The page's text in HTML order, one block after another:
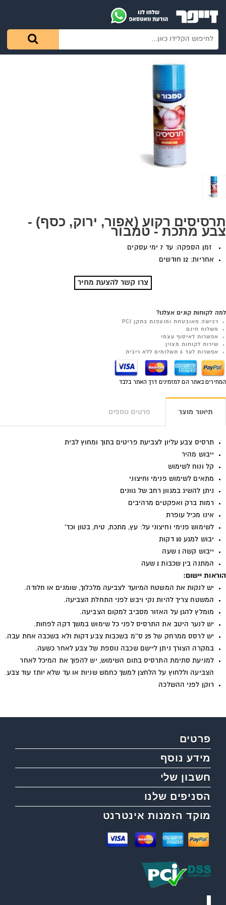
תרסיסים רקוע (אפור, ירוק, כסף) -
צבע מתכת - טמבור
זמן הספקה: עד 7 ימי עסקים
אחריות: 12 חודשים
צרו קשר להצעת מחיר
למה לקוחות קונים אצלנו?
רכישה מאובטחת ומוצפנת בתקן PCI
משלוח חינם
אפשרות לאיסוף עצמי
שירות לקוחות מצוין
אפשרות לעד 6 תשלומים ללא ריבית
המחירים באתר הם למזמינים דרך האתר בלבד
תיאור מוצר פרטים נוספים
תרסיס צבע עליון לצביעת פריטים בתוך ומחוץ לבית
ייבוש מהיר
קל ונוח לשימוש
מתאים לשימוש פנימי וחיצוני
ניתן להשיג במגוון רחב של גוונים
רמות ברק ואפקטים מרהיבים
אינו מכיל עופרת
לשימוש פנימי וחיצוני על: עץ, מתכת, טיח, בטון וכד'
יבוש למגע 10 דקות
ייבוש קשה 1 שעה
המתנה בין שכבות 1 שעה
הוראות יישום:
יש לנקות את המשטח המיועד לצביעה מלכלוך, שומנים או חלודה.
המשטח צריך להיות נקי ויבש לפני התחלת הצביעה.
מומלץ להגן על האזור מסביב למקום הצביעה.
יש לנער היטב את התרסיס לפני כל שימוש במשך דקה לפחות.
יש לרסס ממרחק של 25 ס''מ בשכבות צבע דקות ולא בשכבה אחת עבה.
במקרה הצורך ניתן ליישם שכבה נוספת של צבע לאחר כשעה.
למניעת סתימת התרסיס בתום השימוש, יש להפוך את המיכל לאחר
הצביעה וללחוץ על הלחצן למשך כחמש שניות או עד שלא יותז עוד צבע.
רוקן לפני ההשלכה
פרטים
מידע נוסף
חשבון שלי
הסניפים שלנו
מוקד הזמנות אינטרנט